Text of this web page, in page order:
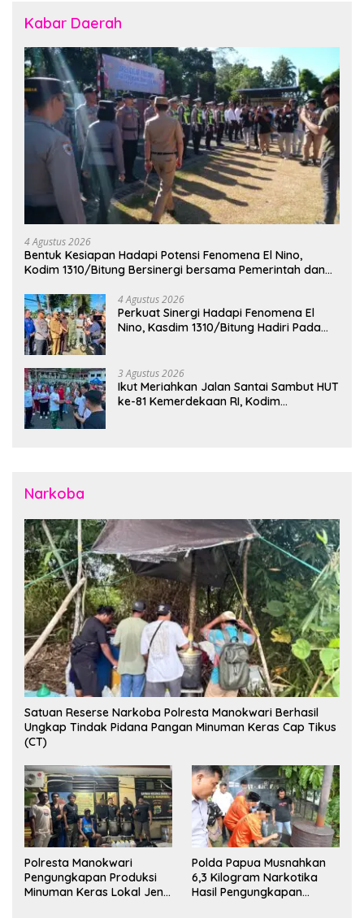
Kabar Daerah
4 Agustus 2026
Bentuk Kesiapan Hadapi Potensi Fenomena El Nino,
Kodim 1310/Bitung Bersinergi bersama Pemerintah dan
Bencana
4 Agustus 2026
Perkuat Sinergi Hadapi Fenomena El
Nino, Kasdim 1310/Bitung Hadiri Pada
3 Agustus 2026
Ikut Meriahkan Jalan Santai Sambut HUT
ke-81 Kemerdekaan RI, Kodim
Narkoba
Satuan Reserse Narkoba Polresta Manokwari Berhasil
Ungkap Tindak Pidana Pangan Minuman Keras Cap Tikus
(CT)
Polresta Manokwari
Pengungkapan Produksi
Minuman Keras Lokal Jenis
Polda Papua Musnahkan
6,3 Kilogram Narkotika
Hasil Pengungkapan